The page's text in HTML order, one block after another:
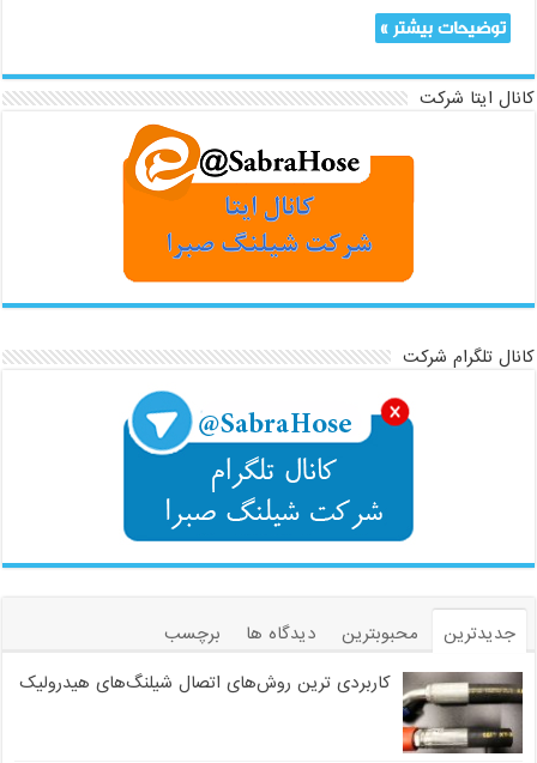
توضیحات بیشتر »
کانال ایتا شرکت
کانال تلگرام شرکت
جدیدترین محبوبترین دیدگاه ها
برچسب
کاربردی ترین روش‌های اتصال شیلنگ‌های هیدرولیک